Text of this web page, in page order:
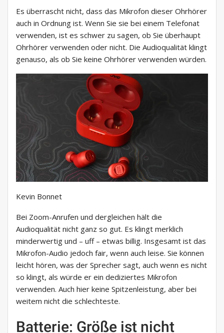
Es überrascht nicht, dass das Mikrofon dieser Ohrhörer
auch in Ordnung ist. Wenn Sie sie bei einem Telefonat
verwenden, ist es schwer zu sagen, ob Sie überhaupt
Ohrhörer verwenden oder nicht. Die Audioqualität klingt
genauso, als ob Sie keine Ohrhörer verwenden würden.
Kevin Bonnet
Bei Zoom-Anrufen und dergleichen hält die
Audioqualität nicht ganz so gut. Es klingt merklich
minderwertig und – uff – etwas billig. Insgesamt ist das
Mikrofon-Audio jedoch fair, wenn auch leise. Sie können
leicht hören, was der Sprecher sagt, auch wenn es nicht
so klingt, als würde er ein dediziertes Mikrofon
verwenden. Auch hier keine Spitzenleistung, aber bei
weitem nicht die schlechteste.
Batterie: Größe ist nicht